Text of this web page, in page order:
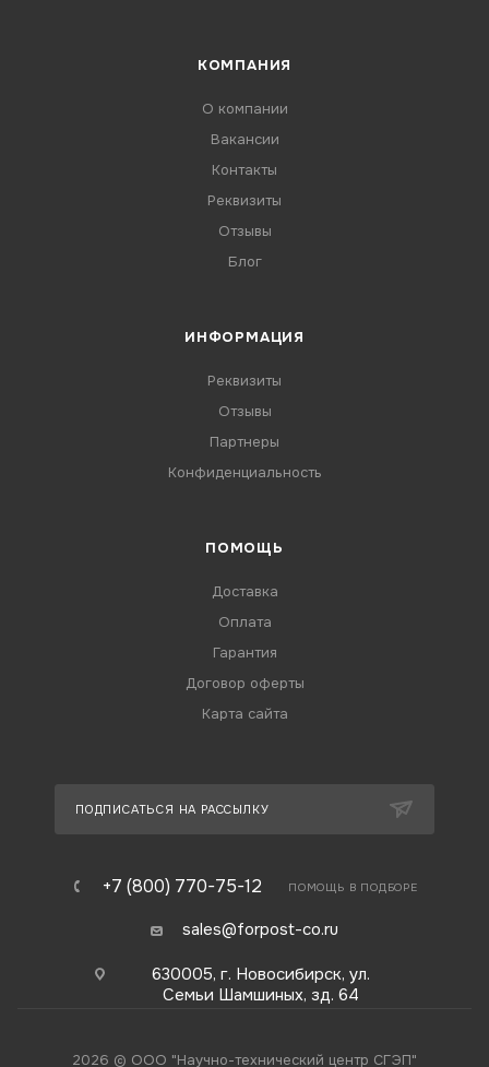
КОМПАНИЯ
О компании
Вакансии
Контакты
Реквизиты
Отзывы
Блог
ИНФОРМАЦИЯ
Реквизиты
Отзывы
Партнеры
Конфиденциальность
ПОМОЩЬ
Доставка
Оплата
Гарантия
Договор оферты
Карта сайта
ПОДПИСАТЬСЯ НА РАССЫЛКУ
+7 (800) 770-75-12 ПОМОЩЬ В ПОДБОРЕ
sales@forpost-co.ru
630005, г. Новосибирск, ул.
Семьи Шамшиных, зд. 64
2026 © ООО "Научно-технический центр СГЭП"